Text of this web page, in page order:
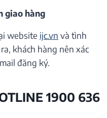
giao hàng
website ijc.vn và tình
khách hàng nên xác
đăng ký.
1900 636